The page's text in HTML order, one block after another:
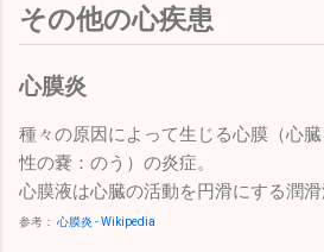
その他の心疾患
心膜炎
種々の原因によって生じる心膜（心
性の嚢：のう）の炎症。
心膜液は心臓の活動を円滑にする潤滑
参考： 心膜炎 - Wikipedia